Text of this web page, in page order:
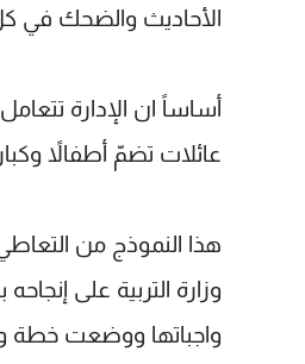
الأحاديث والضحك في
أساساً ان الإدارة
عائلات تضمّ أطفالاً
هذا النموذج من
وزارة التربية على
واجباتها ووضعت خطة